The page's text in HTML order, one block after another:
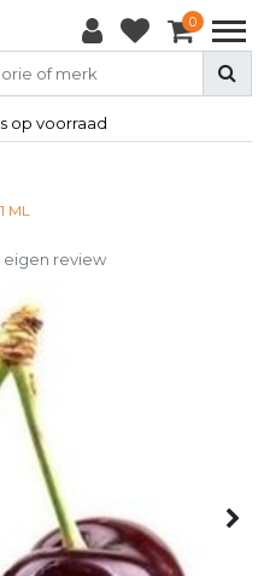
0
op voorraad
ML
eigen review